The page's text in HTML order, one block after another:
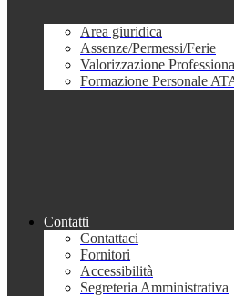
Area giuridica
Assenze/Permessi/Ferie
Valorizzazione
Formazione Personale
Contatti
Contattaci
Fornitori
Accessibilità
Segreteria Amministrativa